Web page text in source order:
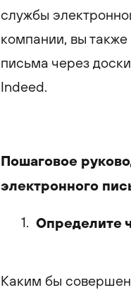
службы
компании, вы
письма через
Indeed.
Пошаговое
электронного
Определите
Каким бы